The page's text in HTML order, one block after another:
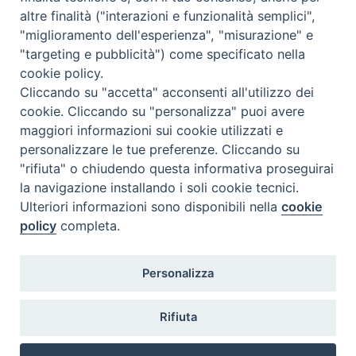
Contatti
altre finalità ("interazioni e funzionalità semplici",
"miglioramento dell'esperienza", "misurazione" e
"targeting e pubblicità") come specificato nella
cookie policy.
Cliccando su "accetta" acconsenti all'utilizzo dei
cookie. Cliccando su "personalizza" puoi avere
maggiori informazioni sui cookie utilizzati e
personalizzare le tue preferenze. Cliccando su
"rifiuta" o chiudendo questa informativa proseguirai
la navigazione installando i soli cookie tecnici.
Ulteriori informazioni sono disponibili nellacookie
policy completa.
Personalizza
Rifiuta